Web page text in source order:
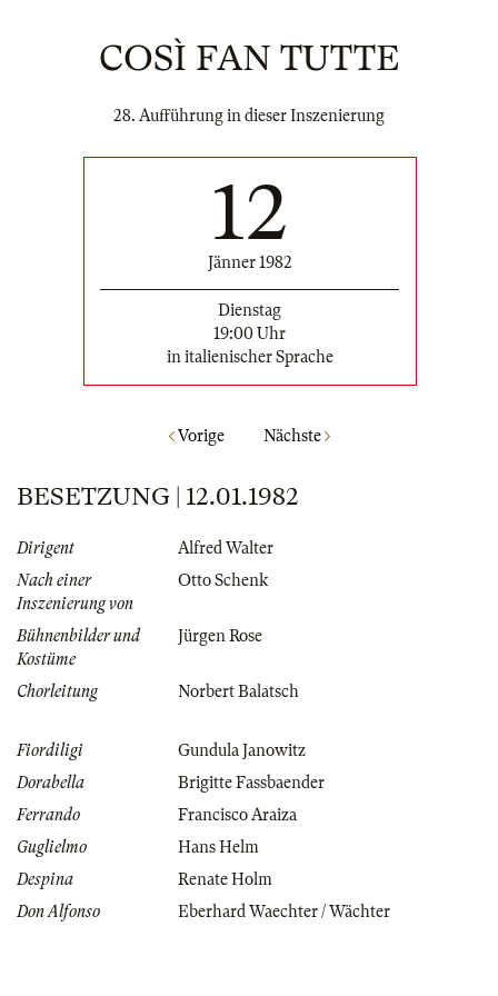
COSÌ FAN TUTTE
28. Aufführung in dieser Inszenierung
12
Jänner 1982
Dienstag
19:00 Uhr
in italienischer Sprache
Vorige Nächste
BESETZUNG | 12.01.1982
Dirigent
Alfred Walter
Nach einer
Inszenierung von
Otto Schenk
Bühnenbilder und
Kostüme
Jürgen Rose
Chorleitung Norbert Balatsch
Fiordiligi
Gundula Janowitz
Dorabella
Brigitte Fassbaender
Ferrando
Francisco Araiza
Guglielmo
Hans Helm
Despina
Renate Holm
Don Alfonso
Eberhard Waechter / Wächter